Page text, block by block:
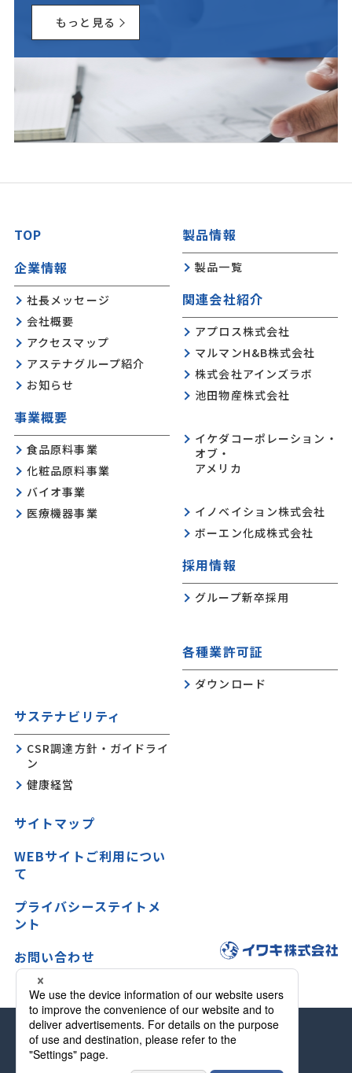
もっと見る
TOP
企業情報
社長メッセージ
会社概要
アクセスマップ
アステナグループ紹介
お知らせ
事業概要
食品原料事業
化粧品原料事業
バイオ事業
医療機器事業
製品情報
製品一覧
関連会社紹介
アプロス株式会社
マルマンH&B株式会社
株式会社アインズラボ
池田物産株式会社
イケダコーポレーション・
オブ・
アメリカ
イノベイション株式会社
ボーエン化成株式会社
採用情報
グループ新卒採用
各種業許可証
ダウンロード
サステナビリティ
CSR調達方針・ガイドライ
ン
健康経営
サイトマップ
WEBサイトご利用につい
て
プライバシーステイトメ
ント
お問い合わせ
サイトマップ
プライバシーステイトメント
WEBサイトご利用について